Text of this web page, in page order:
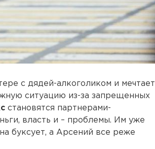
с дядей-алкоголиком и мечтает
ситуацию из-за запрещенных
становятся партнерами-
власть и – проблемы. Им уже
буксует, а Арсений все реже